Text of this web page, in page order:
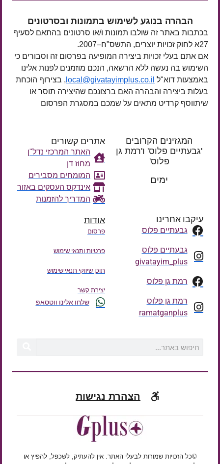
הבהרה בנוגע לשימוש בתמונות ובסרטונים
בכתבות באתר זה שולבו תמונות ו/או סרטונים בהתאם לסעיף
27א לחוק זכויות יוצרים, התשס"ח–2007.
אם אתם בעלי זכויות ביצירה המופיעה בפרסום זה וסבורים כי
השימוש בה נעשה ללא הרשאה, הנכם מוזמנים לפנות אלינו
באמצעות דוא"ל local@givatayimplus.co.il , בצירוף הוכחת
בעלות ביצירה והבהרה האם ברצונכם שהיצירה תוסר או
שיתווסף קרדיט מתאים על שמכם במסגרת הפרסום
המגזינים הקרובים
'גבעתיים פלוס' ו'רמת גן
פלוס'
ימים
אתרים קשורים
האתר המרכזי נדל"ן
מחוז דן
המומחים מסבירים
אינדקס העסקים באזור
המדריך להזמנות
עיקבו אחרינו
גבעתיים פלוס
גבעתיים פלוס
givatayim_plus
רמת גן פלוס
רמת גן פלוס
ramatganplus
אודות
פרסום
פרטיות ותנאי שימוש
תוכן שיווקי תנאי שימוש
יצירת קשר
שלחו אלינו ווטסאפ
הצהרת נגישות
©כל הזכויות שמורות לבעלי האתר. אין להעתיק, לשכפל, להפיץ או